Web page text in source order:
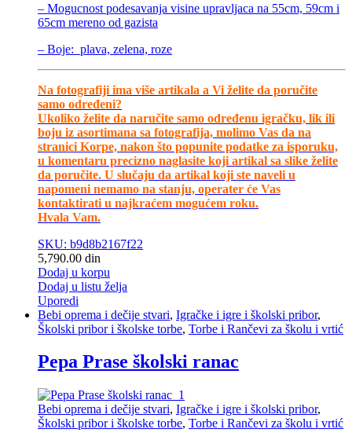
– Mogucnost podesavanja visine upravljaca na 55cm, 59cm i
65cm mereno od gazista
– Boje: plava, zelena, roze
Na fotografiji ima više artikala a Vi želite da poručite
samo određeni?
Ukoliko želite da naručite samo određenu igračku, lik ili
boju iz asortimana sa fotografija, molimo Vas da na
stranici Korpe, nakon što popunite podatke za isporuku,
u komentaru precizno naglasite koji artikal sa slike želite
da poručite. U slučaju da artikal koji ste naveli u
napomeni nemamo na stanju, operater će Vas
kontaktirati u najkraćem mogućem roku.
Hvala Vam.
SKU: b9d8b2167f22
5,790.00 din
Dodaj u korpu
Dodaj u listu želja
Uporedi
Bebi oprema i dečije stvari, Igračke i igre i školski pribor,
Školski pribor i školske torbe, Torbe i Rančevi za školu i vrtić
Pepa Prase školski ranac
Bebi oprema i dečije stvari, Igračke i igre i školski pribor,
Školski pribor i školske torbe, Torbe i Rančevi za školu i vrtić